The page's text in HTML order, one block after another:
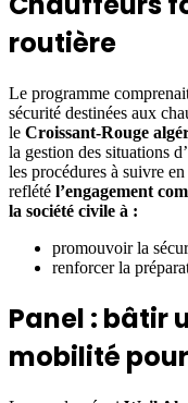
routière
Le programme
sécurité destinées aux
le Croissant-Rouge
la gestion des situations
les procédures à suivre
reflété l’engagement
la société civile à :
promouvoir la
renforcer la
Panel : bâtir
mobilité